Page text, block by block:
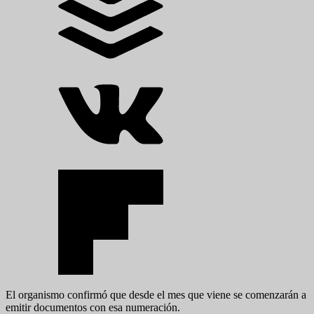
El organismo confirmó que desde el mes que viene se comenzarán a
emitir documentos con esa numeración.